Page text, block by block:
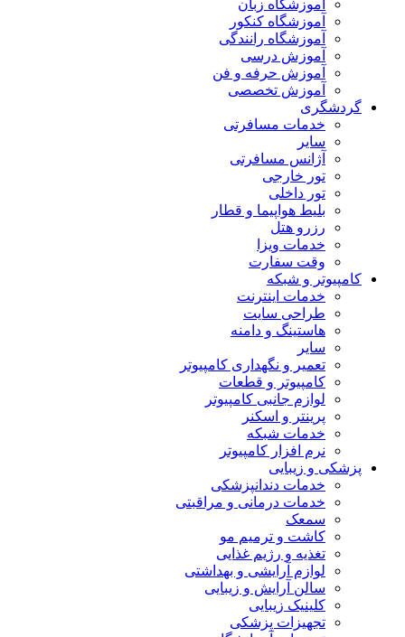
آموزشگاه زبان
آموزشگاه کنکور
آموزشگاه رانندگی
آموزش درسی
آموزش حرفه و فن
آموزش تخصصی
گردشگری
خدمات مسافرتی
سایر
آژانس مسافرتی
تور خارجی
تور داخلی
بلیط هواپیما و قطار
رزرو هتل
خدمات ویزا
وقت سفارت
کامپیوتر و شبکه
خدمات اینترنت
طراحی سایت
هاستینگ و دامنه
سایر
تعمیر و نگهداری کامپیوتر
کامپیوتر و قطعات
لوازم جانبی کامپیوتر
پرینتر و اسکنر
خدمات شبکه
نرم افزار کامپیوتر
پزشکی و زیبایی
خدمات دندانپزشکی
خدمات درمانی و مراقبتی
سمعک
کاشت و ترمیم مو
تغذیه و رژیم غذایی
لوازم آرایشی و بهداشتی
سالن آرایش و زیبایی
کلینیک زیبایی
تجهیزات پزشکی